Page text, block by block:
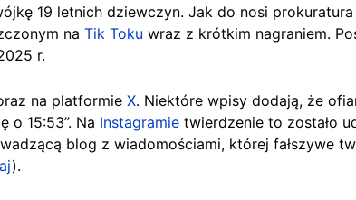
19 letnich dziewczyn. Jak do nosi
na Tik Toku wraz z krótkim nagraniem.
r.
na platformie X. Niektóre wpisy dodają, że
o 15:53”. Na Instagramie twierdzenie to zostało
blog z wiadomościami, której fałszywe
).